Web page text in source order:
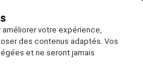
votre expérience,
des contenus adaptés. Vos
et ne seront jamais